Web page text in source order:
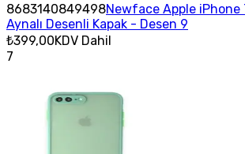
8683140849498Newface Apple iPhone
Aynalı Desenli Kapak - Desen 9
₺399,00KDV Dahil
7